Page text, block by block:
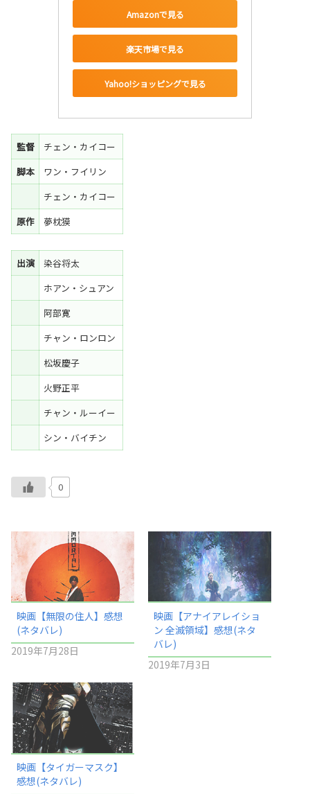
Amazonで見る
楽天市場で見る
Yahoo!ショッピングで見る
監督
チェン・カイコー
脚本
ワン・フイリン
チェン・カイコー
原作
夢枕獏
出演
染谷将太
ホアン・シュアン
阿部寛
チャン・ロンロン
松坂慶子
火野正平
チャン・ルーイー
シン・バイチン
0
映画【無限の住人】感想
(ネタバレ)
2019年7月28日
映画【アナイアレイショ
ン 全滅領域】感想(ネタ
バレ)
2019年7月3日
映画【タイガーマスク】
感想(ネタバレ)